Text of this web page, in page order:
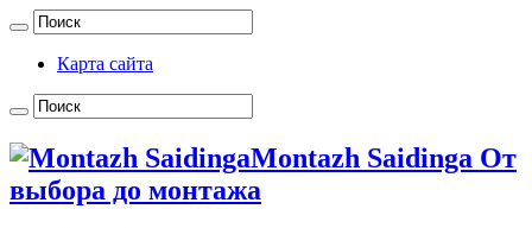
Карта сайта
Montazh Saidinga От
выбора до монтажа